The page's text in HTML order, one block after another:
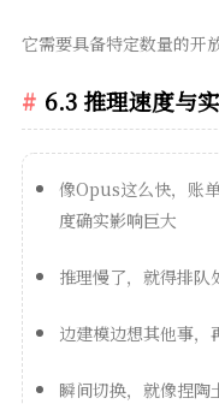
它需要具备特定数量的开
6.3 推理速度与
像Opus这么快，账
度确实影响巨大
推理慢了，就得排队
边建模边想其他事，
瞬间切换，就像捏陶